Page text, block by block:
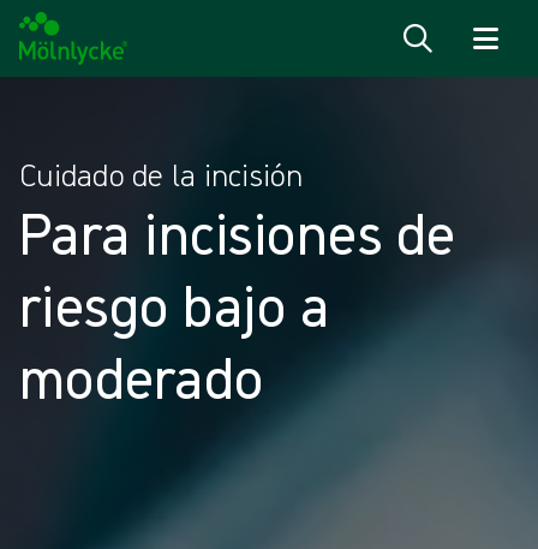
Cuidado de la incisión
Para incisiones de
riesgo bajo a
moderado